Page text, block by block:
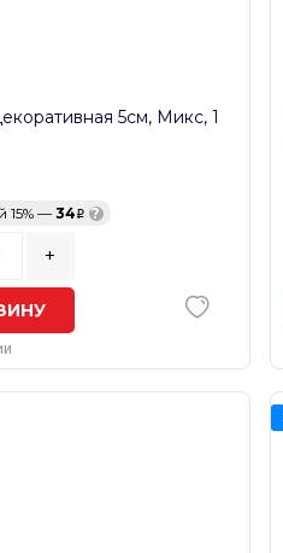
5см, Микс, 1
15% —34 ?
+